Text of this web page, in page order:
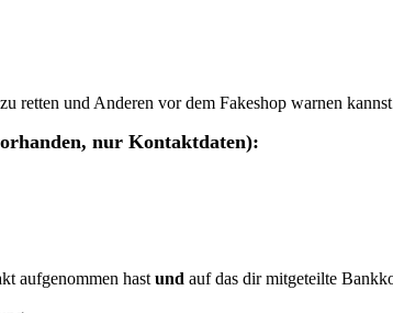
retten und Anderen vor dem Fakeshop warnen
nur Kontaktdaten):
aufgenommen hast und auf das dir mitgeteilte